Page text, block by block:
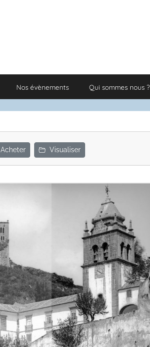
Nos évènements Qui sommes nous ?
Acheter Visualiser